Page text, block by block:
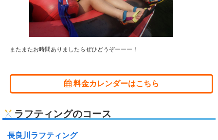
またまたお時間ありましたらぜひどうぞーーー！
料金カレンダーはこちら
ラフティングのコース
長良川ラフティング